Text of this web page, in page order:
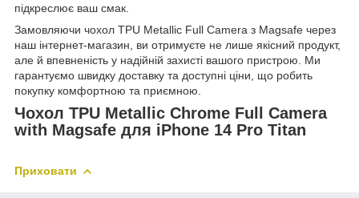
підкреслює ваш смак.
Замовляючи чохол TPU Metallic Full Camera з Magsafe через
наш інтернет-магазин, ви отримуєте не лише якісний продукт,
але й впевненість у надійній захисті вашого пристрою. Ми
гарантуємо швидку доставку та доступні ціни, що робить
покупку комфортною та приємною.
Чохол TPU Metallic Chrome Full Camera
with Magsafe для iPhone 14 Pro Titan
Приховати